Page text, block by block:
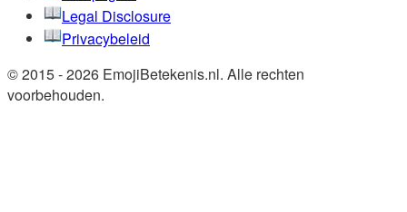
Legal Disclosure
Privacybeleid
© 2015 - 2026 EmojiBetekenis.nl. Alle rechten
voorbehouden.